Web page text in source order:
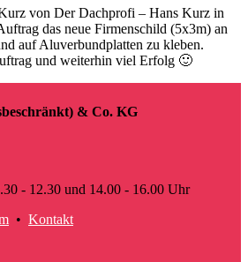
von Der Dachprofi – Hans Kurz in
das neue Firmenschild (5x3m) an
auf Aluverbundplatten zu kleben.
und weiterhin viel Erfolg 🙂
& Co. KG
- 12.30 und 14.00 - 16.00 Uhr
• Kontakt